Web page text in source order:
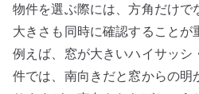
物件を選ぶ際には、方角だけで
大きさも同時に確認することが
例えば、窓が大きいハイサッシ
件では、南向きだと窓からの明